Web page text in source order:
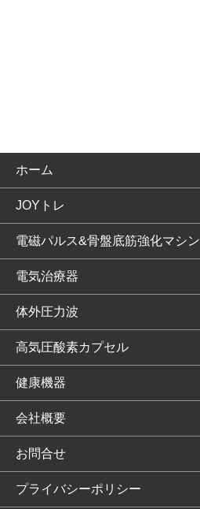
ホーム
JOYトレ
電磁パルス&骨盤底筋強化マシン
電気治療器
体外圧力波
高気圧酸素カプセル
健康機器
会社概要
お問合せ
プライバシーポリシー